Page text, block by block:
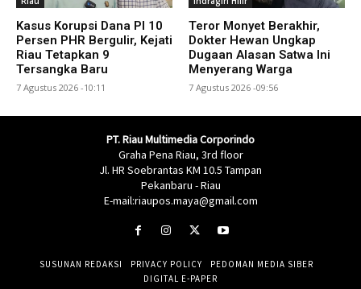
Kasus Korupsi Dana PI 10
Persen PHR Bergulir, Kejati
Riau Tetapkan 9
Tersangka Baru
7 Agustus 2026 -10:11
Teror Monyet Berakhir,
Dokter Hewan Ungkap
Dugaan Alasan Satwa Ini
Menyerang Warga
7 Agustus 2026 -09:56
PT. Riau Multimedia Corporindo
Graha Pena Riau, 3rd floor
Jl. HR Soebrantas KM 10.5 Tampan
Pekanbaru - Riau
E-mail:riaupos.maya@gmail.com
SUSUNAN REDAKSI PRIVACY POLICY
PEDOMAN MEDIA SIBER
DIGITAL E-PAPER